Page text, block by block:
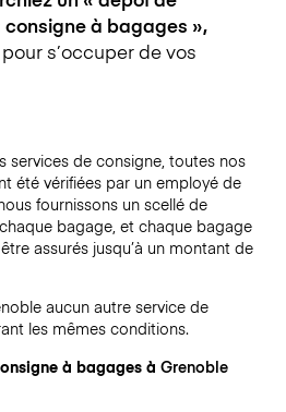
à bagages »,
s’occuper de vos
services de consigne,toutes nos
été vérifiées par un employé de
fournissons un scellé de
bagage, et chaque bagage
assurés jusqu’à un montant de
aucun autre service de
les mêmes conditions.
à bagages à Grenoble